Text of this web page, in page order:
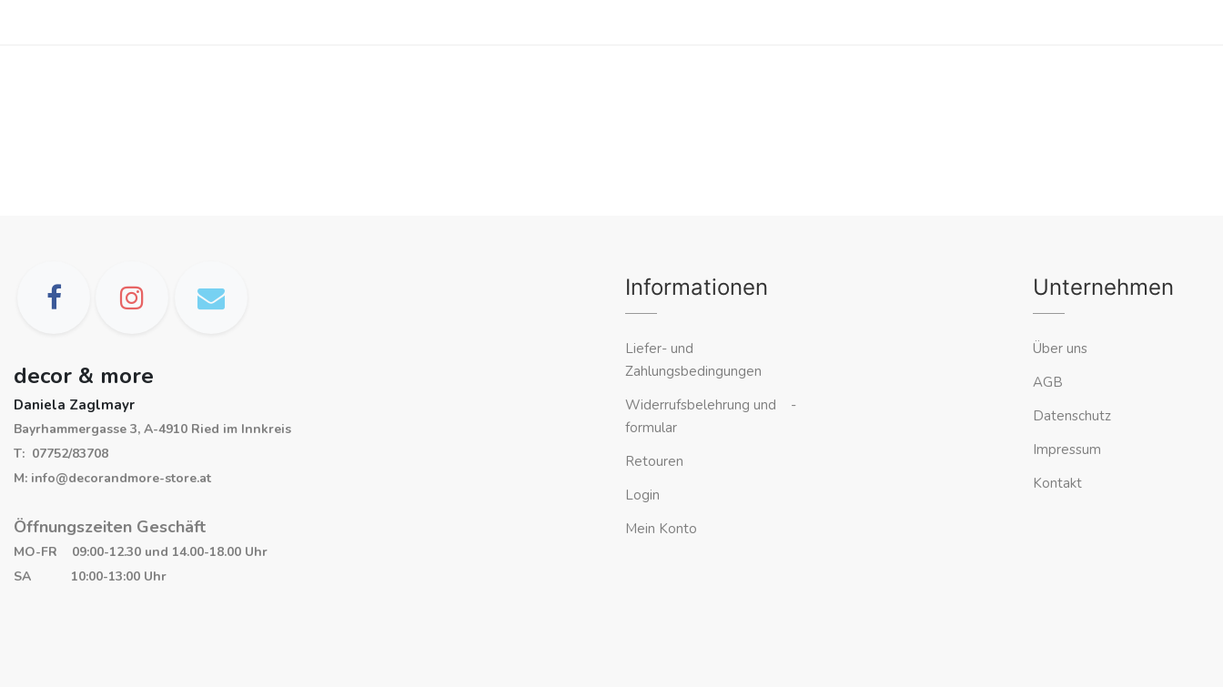
decor & more
Daniela Zaglmayr
Bayrhammergasse 3, A-4910 Ried im Innkreis
T: 07752/83708
M: info@decorandmore-store.at
Öffnungszeiten Geschäft
MO-FR 09:00-12.30 und 14.00-18.00 Uhr
SA 10:00-13:00 Uhr
Informationen
Liefer- und
Zahlungsbedingungen
Widerrufsbelehrung und -
formular
Retouren
Login
Mein Konto
Unternehmen
Über uns
AGB
Datenschutz
Impressum
Kontakt